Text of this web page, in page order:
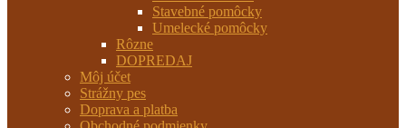
podradené
menu
Stavebné pomôcky
Umelecké pomôcky
Rôzne
DOPREDAJ
Môj účet
Strážny pes
Doprava a platba